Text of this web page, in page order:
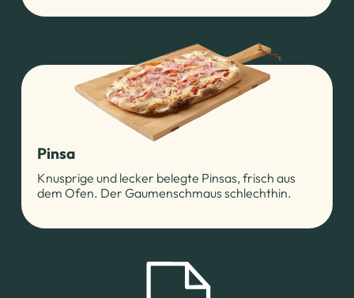
Pinsa
Knusprige und lecker belegte Pinsas, frisch aus
dem Ofen. Der Gaumenschmaus schlechthin.